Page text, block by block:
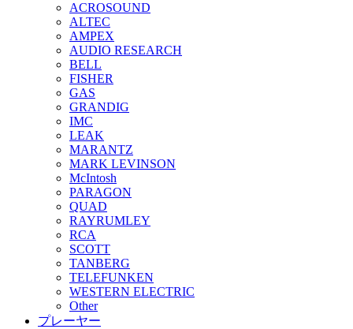
ACROSOUND
ALTEC
AMPEX
AUDIO RESEARCH
BELL
FISHER
GAS
GRANDIG
IMC
LEAK
MARANTZ
MARK LEVINSON
McIntosh
PARAGON
QUAD
RAYRUMLEY
RCA
SCOTT
TANBERG
TELEFUNKEN
WESTERN ELECTRIC
Other
プレーヤー